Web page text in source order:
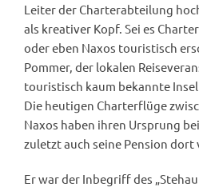
Leiter der Charterabteilung
als kreativer Kopf. Sei es
oder eben Naxos touristisch
Pommer, der lokalen
touristisch kaum bekannte
Die heutigen Charterflüge
Naxos haben ihren Ursprung
zuletzt auch seine Pension dort
Er war der Inbegriff des